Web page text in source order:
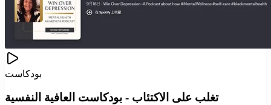
بودكاست
تغلب على الاكتئاب - بودكاست العافية النفسية